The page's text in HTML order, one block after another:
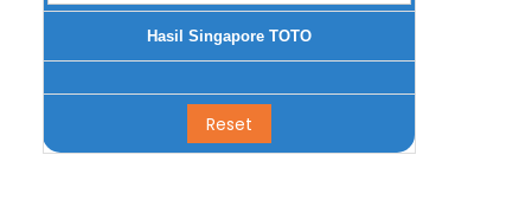
Hasil Singapore TOTO